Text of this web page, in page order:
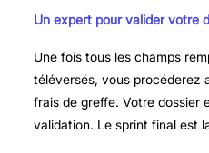
Un expert pour valider votre
Une fois tous les champs
téléversés, vous procéderez
frais de greffe. Votre dossier
validation. Le sprint final est